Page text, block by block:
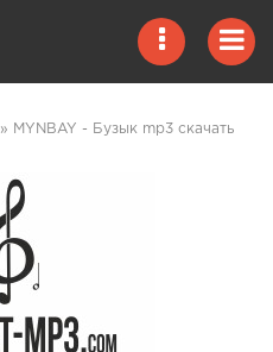
» MYNBAY - Бузык mp3 скачать